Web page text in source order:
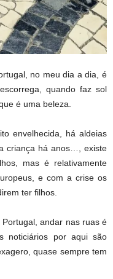
no meu dia a dia, é
quando faz sol
é uma beleza.
envelhecida, há aldeias
criança há anos…, existe
mas é relativamente
e com a crise os
ter filhos.
andar nas ruas é
noticiários por aqui são
quase sempre tem